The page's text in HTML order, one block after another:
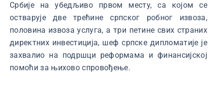
Србије на убедљиво првом месту, са којом се
остварује две трећине српског робног извоза,
половина извоза услуга, а три петине свих страних
директних инвестиција, шеф српске дипломатије је
захвалио на подршци реформама и финансијској
помоћи за њихово спровођење.